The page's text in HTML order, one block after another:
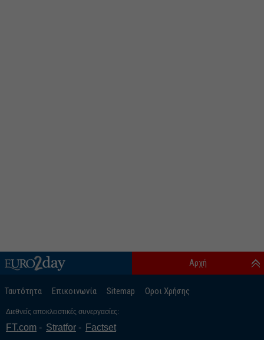
Ταυτότητα Επικοινωνία Sitemap Οροι Χρήσης
Αρχή
Διεθνείς αποκλειστικές συνεργασίες:
FT.com Stratfor Factset